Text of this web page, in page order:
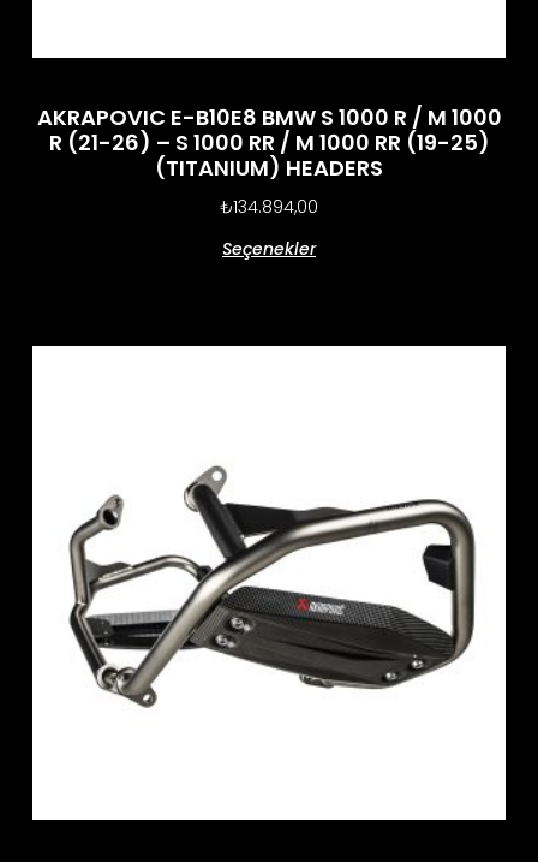
AKRAPOVIC E-B10E8 BMW S 1000 R / M 1000
R (21-26) – S 1000 RR / M 1000 RR (19-25)
(TITANIUM) HEADERS
₺134.894,00
Seçenekler